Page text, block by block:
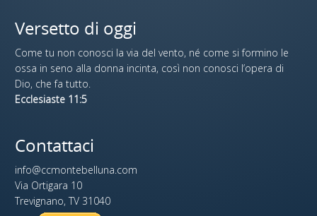
Versetto di oggi
Come tu non conosci la via del vento, né come si formino le
ossa in seno alla donna incinta, così non conosci l’opera di
Dio, che fa tutto.
Ecclesiaste 11:5
Contattaci
info@ccmontebelluna.com
Via Ortigara 10
Trevignano, TV 31040